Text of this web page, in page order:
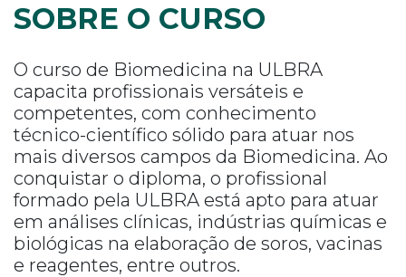
SOBRE O CURSO
O curso de Biomedicina na ULBRA
capacita profissionais versáteis e
competentes, com conhecimento
técnico-científico sólido para atuar nos
mais diversos campos da Biomedicina. Ao
conquistar o diploma, o profissional
formado pela ULBRA está apto para atuar
em análises clínicas, indústrias químicas e
biológicas na elaboração de soros, vacinas
e reagentes, entre outros.